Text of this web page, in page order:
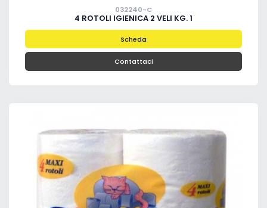
032240-C
4 ROTOLI IGIENICA 2 VELI KG. 1
Scheda
Contattaci